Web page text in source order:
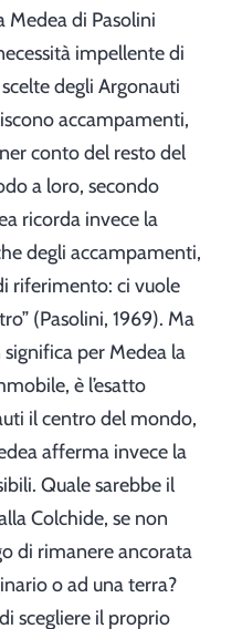
Medea di Pasolini
impellente di
degli Argonauti
accampamenti,
conto del resto del
a loro, secondo
ricorda invece la
degli accampamenti,
riferimento: ci vuole
(Pasolini, 1969). Ma
per Medea la
è l’esatto
il centro del mondo,
afferma invece la
Quale sarebbe il
Colchide, se non
di rimanere ancorata
o ad una terra?
scegliere il proprio